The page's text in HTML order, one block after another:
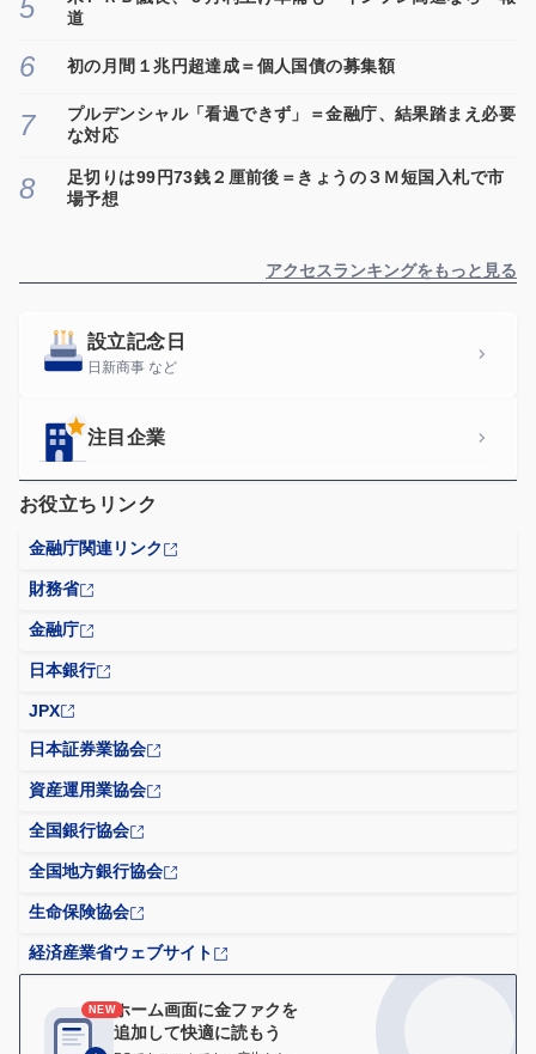
道
初の月間１兆円超達成＝個人国債の募集額
プルデンシャル「看過できず」＝金融庁、結果踏まえ必要
な対応
足切りは99円73銭２厘前後＝きょうの３Ｍ短国入札で市
場予想
アクセスランキングをもっと見る
設立記念日
日新商事 など
注目企業
お役立ちリンク
金融庁関連リンク
財務省
金融庁
日本銀行
JPX
日本証券業協会
資産運用業協会
全国銀行協会
全国地方銀行協会
生命保険協会
経済産業省ウェブサイト
NEWホーム画面に金ファクを
追加して快適に読もう